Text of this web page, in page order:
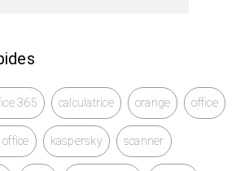
haut débit (hôte)
Ethernet 10/100/1000 Base-
365 calculatrice orange office
kaspersky scanner